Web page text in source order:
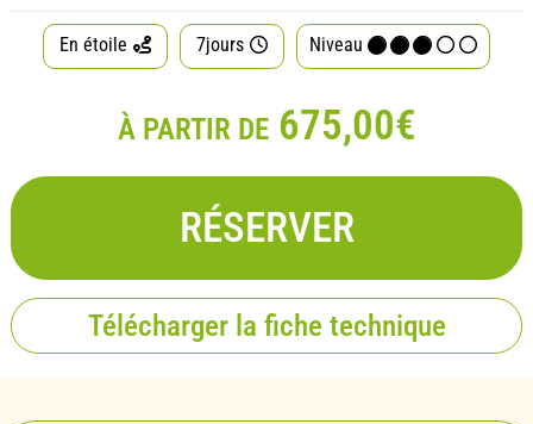
En étoile 7jours Niveau
À PARTIR DE675,00€
RÉSERVER
Télécharger la fiche technique